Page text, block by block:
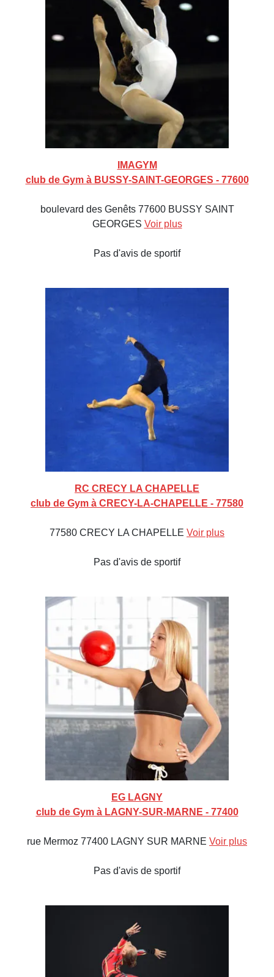
IMAGYM
club de Gym à BUSSY-SAINT-GEORGES - 77600
boulevard des Genêts 77600 BUSSY SAINT
GEORGES Voir plus
Pas d'avis de sportif
RC CRECY LA CHAPELLE
club de Gym à CRECY-LA-CHAPELLE - 77580
77580 CRECY LA CHAPELLE Voir plus
Pas d'avis de sportif
EG LAGNY
club de Gym à LAGNY-SUR-MARNE - 77400
rue Mermoz 77400 LAGNY SUR MARNE Voir plus
Pas d'avis de sportif